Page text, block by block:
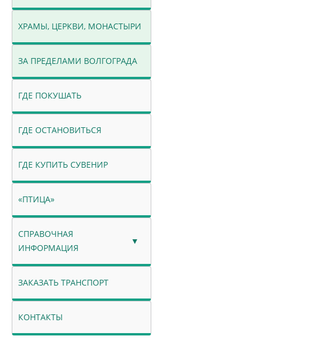
ХРАМЫ, ЦЕРКВИ, МОНАСТЫРИ
ЗА ПРЕДЕЛАМИ ВОЛГОГРАДА
ГДЕ ПОКУШАТЬ
ГДЕ ОСТАНОВИТЬСЯ
ГДЕ КУПИТЬ СУВЕНИР
«ПТИЦА»
СПРАВОЧНАЯ
ИНФОРМАЦИЯ
ЗАКАЗАТЬ ТРАНСПОРТ
КОНТАКТЫ